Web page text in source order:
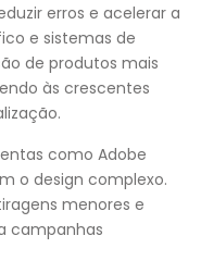
erros e acelerar a
e sistemas de
de produtos mais
às crescentes
como Adobe
o design complexo.
menores e
campanhas